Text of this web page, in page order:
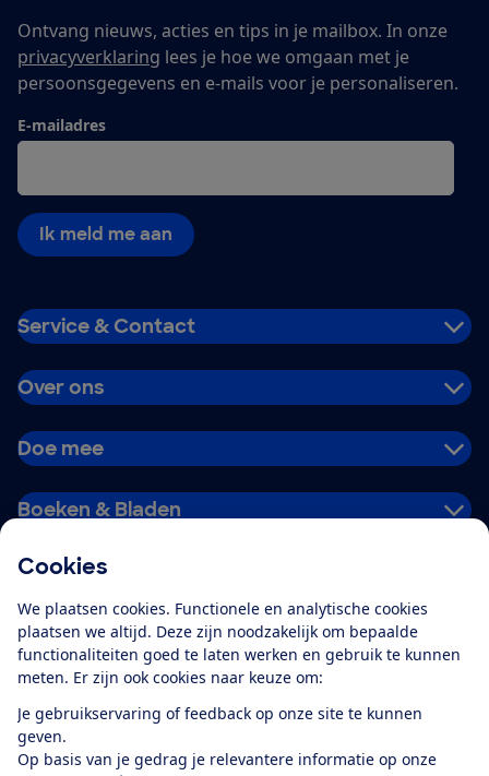
Cookies
We plaatsen cookies. Functionele en analytische cookies
plaatsen we altijd. Deze zijn noodzakelijk om bepaalde
functionaliteiten goed te laten werken en gebruik te kunnen
meten. Er zijn ook cookies naar keuze om:
Je gebruikservaring of feedback op onze site te kunnen
geven.
Op basis van je gedrag je relevantere informatie op onze
Ontvang nieuws, acties en tips in je mailbox. In onze
privacyverklaring lees je hoe we omgaan met je
persoonsgegevens en e-mails voor je personaliseren.
E-mailadres
Ik meld me aan
Service & Contact
Over ons
Doe mee
Boeken & Bladen
Alles over de
app